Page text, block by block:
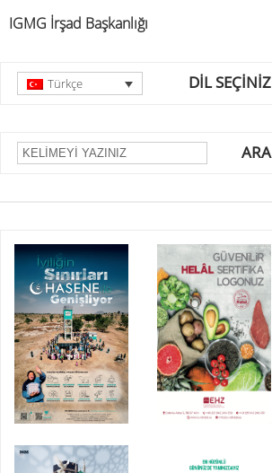
IGMG İrşad Başkanlığı
DİL SEÇİNİZ
Türkçe
ARA